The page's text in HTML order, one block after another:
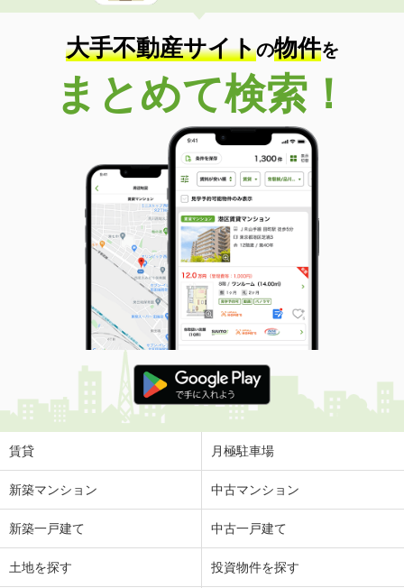
大手不動産サイトの物件を
まとめて検索！
賃貸 月極駐車場
新築マンション 中古マンション
新築一戸建て 中古一戸建て
土地を探す 投資物件を探す